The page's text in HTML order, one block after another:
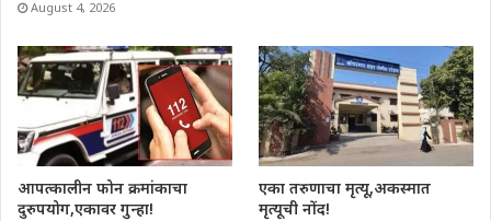
August 4, 2026
आपत्कालीन फोन क्रमांकाचा
दुरुपयोग,एकावर गुन्हा!
एका तरुणाचा मृत्यू,अकस्मात
मृत्यूची नोंद!